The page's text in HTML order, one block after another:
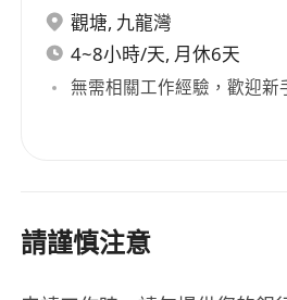
觀塘, 九龍灣
4~8小時/天, 月休6天
無需相關工作經驗，歡迎新
請謹慎注意